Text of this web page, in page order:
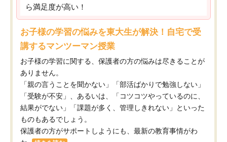
ら満足度が高い！
お子様の学習の悩みを東大生が解決！自宅で受
講するマンツーマン授業
お子様の学習に関する、保護者の方の悩みは尽きることが
ありません。
「親の言うことを聞かない」「部活ばかりで勉強しない」
「受験が不安」、あるいは、「コツコツやっているのに、
結果がでない」「課題が多く、管理しきれない」といった
ものもあるでしょう。
保護者の方がサポートしようにも、最新の教育事情がわ